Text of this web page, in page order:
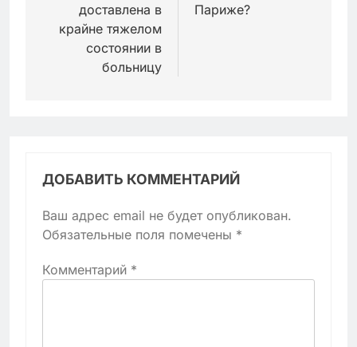
доставлена в
крайне тяжелом
состоянии в
больницу
Париже?
ДОБАВИТЬ КОММЕНТАРИЙ
Ваш адрес email не будет опубликован.
Обязательные поля помечены *
Комментарий *